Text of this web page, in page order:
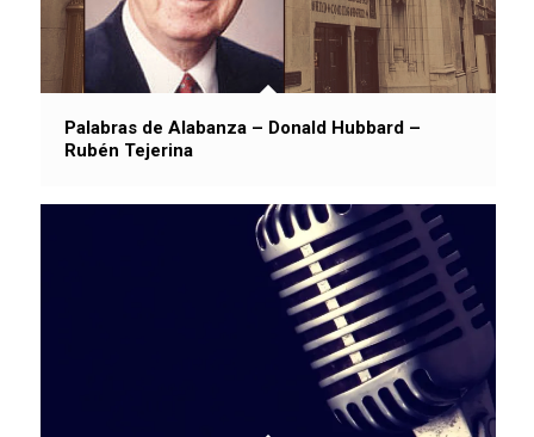
Palabras de Alabanza – Donald Hubbard –
Rubén Tejerina